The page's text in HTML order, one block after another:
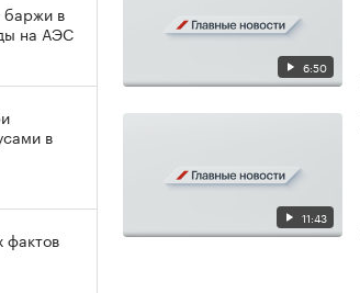
6:50
11:43
баржи в
на АЭС
в
фактов